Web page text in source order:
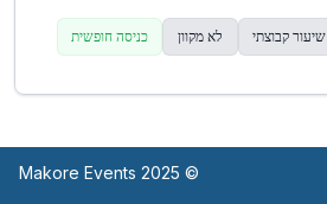
שיעור קבוצתי לא מקוון כניסה חופשית
© Makore Events 2025